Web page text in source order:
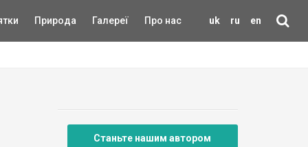
uk ru en
Природа Галереї Про нас
Станьте нашим автором